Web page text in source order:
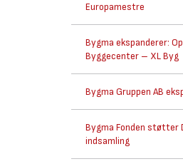
Europamestre
Bygma ekspanderer:
Byggecenter – XL Byg
Bygma Gruppen AB
Bygma Fonden støtter
indsamling